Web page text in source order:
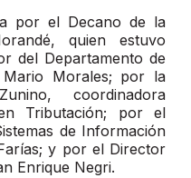
por el Decano de la
quien estuvo
del Departamento de
Morales; por la
coordinadora
Tributación; por el
de Información
y por el Director
Enrique Negri.